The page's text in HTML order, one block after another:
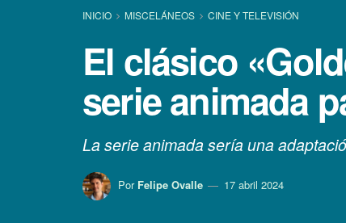
INICIO MISCELÁNEOS CINE Y TELEVISIÓN
El clásico
serie animada
La serie animada sería una
Por Felipe Ovalle 17 abril 2024